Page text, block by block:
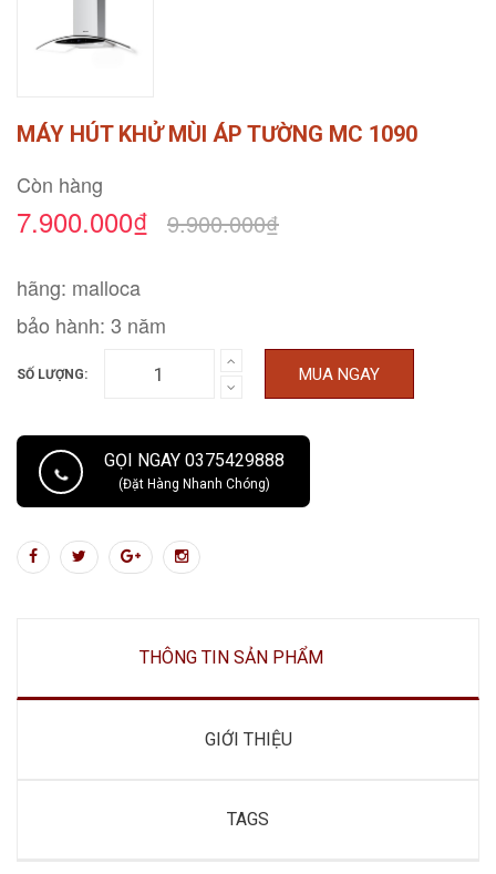
MÁY HÚT KHỬ MÙI ÁP TƯỜNG MC 1090
Còn hàng
7.900.000₫ 9.900.000₫
hãng: malloca
bảo hành: 3 năm
SỐ LƯỢNG: MUA NGAY
GỌI NGAY 0375429888
(Đặt Hàng Nhanh Chóng)
THÔNG TIN SẢN PHẨM
GIỚI THIỆU
TAGS